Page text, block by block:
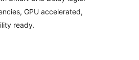
GPU accelerated,
ready.